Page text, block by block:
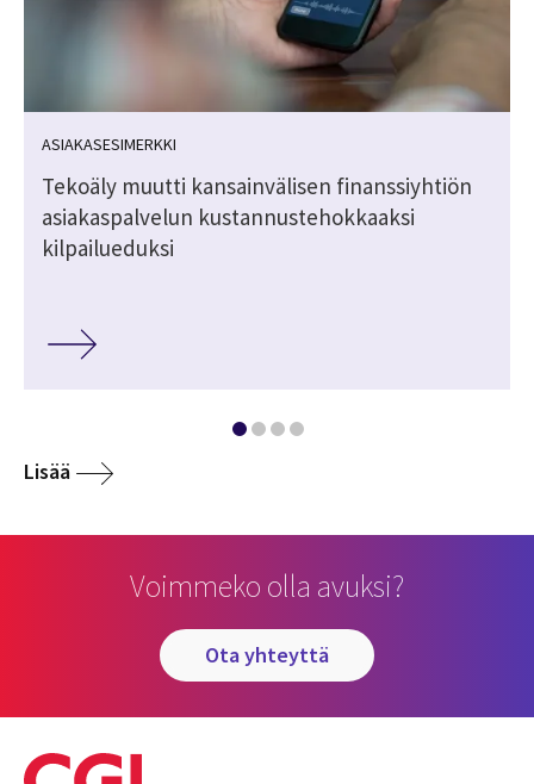
ASIAKASESIMERKKI
Tekoäly muutti kansainvälisen finanssiyhtiön
asiakaspalvelun kustannustehokkaaksi
kilpailueduksi
Lisää
Voimmeko olla avuksi?
ota yhteyttä